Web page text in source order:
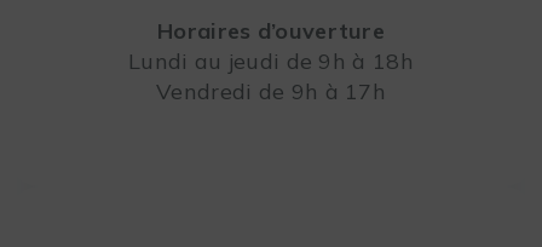
Horaires d’ouverture
Lundi au jeudi de 9h à 18h
Vendredi de 9h à 17h